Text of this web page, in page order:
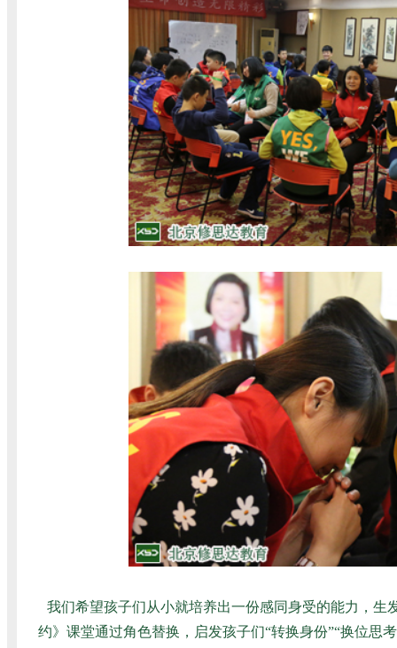
我们希望孩子们从小就培养出一份感同身受的能力，生
约》课堂通过角色替换，启发孩子们“转换身份”“换位思